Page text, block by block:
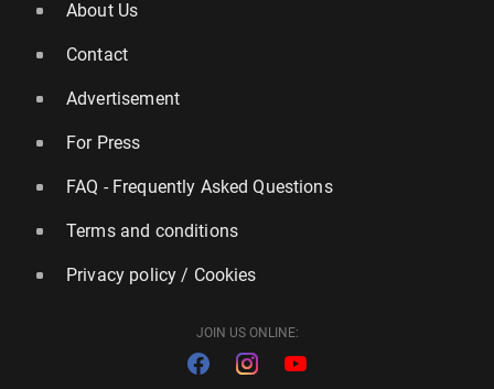
About Us
Contact
Advertisement
For Press
FAQ - Frequently Asked Questions
Terms and conditions
Privacy policy / Cookies
JOIN US ONLINE: